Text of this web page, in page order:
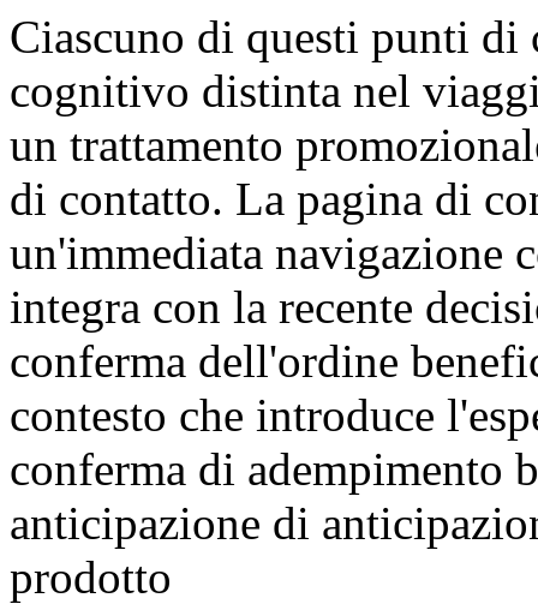
Ciascuno di questi punti di
cognitivo distinta nel
un trattamento
di contatto. La pagina di
un'immediata navigazione
integra con la recente
conferma dell'ordine
contesto che introduce
conferma di adempimento
anticipazione di
prodotto